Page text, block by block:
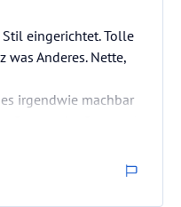
Alle Angaben
des
eingerichtet. Tolle
was Anderes. Nette,
irgendwie machbar
Hof.